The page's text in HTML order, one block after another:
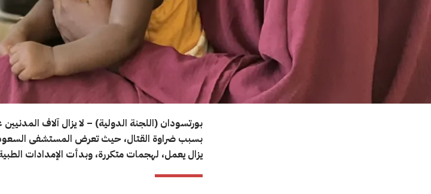
بورتسودان (اللجنة الدولية) – لا يزال آلاف
بسبب ضراوة القتال، حيث تعرض المستشفى
يزال يعمل، لهجمات متكررة، وبدأت الإمدادات